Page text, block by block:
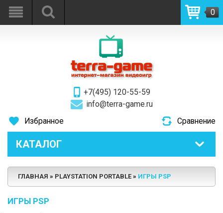
+7(495) 120-55-59
info@terra-game.ru
0
Избранное Сравнение
КАТАЛОГ
ГЛАВНАЯ PLAYSTATION PORTABLE ИГРЫ PSP
ИГРЫ PSP